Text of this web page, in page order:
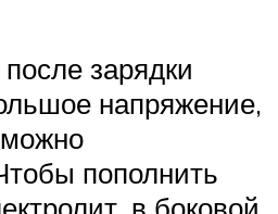
зарядки
напряжение,
пополнить
в боковой